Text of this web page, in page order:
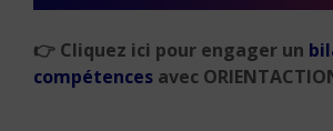
👉 Cliquez ici pour engager un
compétences avec